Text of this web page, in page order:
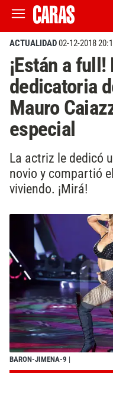
ACTUALIDAD02-12-2018
¡Están a
dedicatoria
Mauro
especial
La actriz le dedicó
novio y compartió
viviendo. ¡Mirá!
BARON-JIMENA-9 |